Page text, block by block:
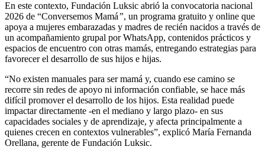
En este contexto, Fundación Luksic abrió la convocatoria nacional
2026 de “Conversemos Mamá”, un programa gratuito y online que
apoya a mujeres embarazadas y madres de recién nacidos a través de
un acompañamiento grupal por WhatsApp, contenidos prácticos y
espacios de encuentro con otras mamás, entregando estrategias para
favorecer el desarrollo de sus hijos e hijas.
“No existen manuales para ser mamá y, cuando ese camino se
recorre sin redes de apoyo ni información confiable, se hace más
difícil promover el desarrollo de los hijos. Esta realidad puede
impactar directamente -en el mediano y largo plazo- en sus
capacidades sociales y de aprendizaje, y afecta principalmente a
quienes crecen en contextos vulnerables”, explicó María Fernanda
Orellana, gerente de Fundación Luksic.